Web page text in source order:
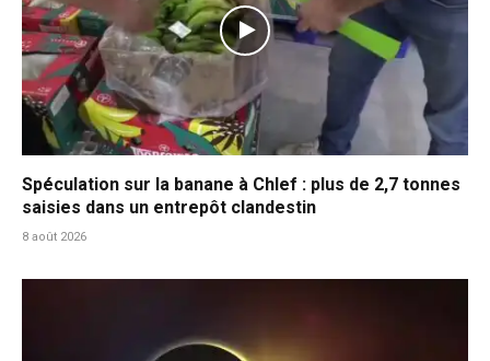
Spéculation sur la banane à Chlef : plus de 2,7 tonnes
saisies dans un entrepôt clandestin
8 août 2026